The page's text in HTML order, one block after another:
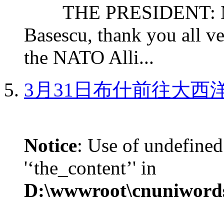
THE PRESIDENT:
Basescu, thank you all
the NATO Alli...
3月31日布什前往大西
Notice: Use of
'‘the_content’' in